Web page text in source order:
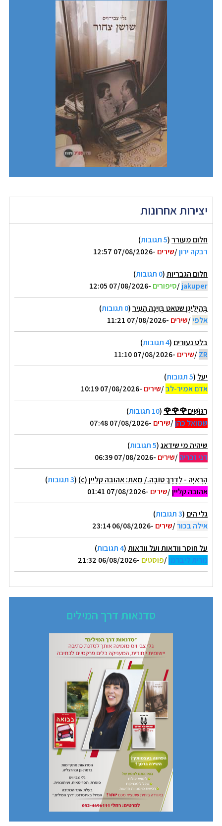
יצירות אחרונות
חלום מעורר(5 תגובות
)
רבקה ירון/שירים -07/08/2026 12:57
חלום הגבריות(0 תגובות
)
jakuper
/סיפורים -07/08/2026 12:05
בְּהַיְלִיגֶן שטאט בְּוִינָה הָעִיר(0 תגובות
)
אלפי/שירים -07/08/2026 11:21
בלט נעורים (4 תגובות
)
ZR
/שירים -07/08/2026 11:10
יעל (5 תגובות
)
אדם אמיר-לב/שירים -07/08/2026 10:19
רִגּוּשִׁים🌹🌹🌹 (10 תגובות
)
שמואל כהן/שירים -07/08/2026 07:48
שיהיה מי שידאג(5 תגובות
)
דני זכריה/שירים -07/08/2026 06:39
הָרְאִיָּה - לְדֶרֶךְ טוֹבָה./ מאת: אהובה קליין (c) (3 תגובות
)
אהובה קליין/שירים -07/08/2026 01:41
גלי הים (3 תגובות
)
אילה בכור/שירים -06/08/2026 23:14
על חוסר וודאות ועל וודאות(4 תגובות
)
נורית ליברמן/פוסטים -06/08/2026 21:32
סדנאות דרך המילים